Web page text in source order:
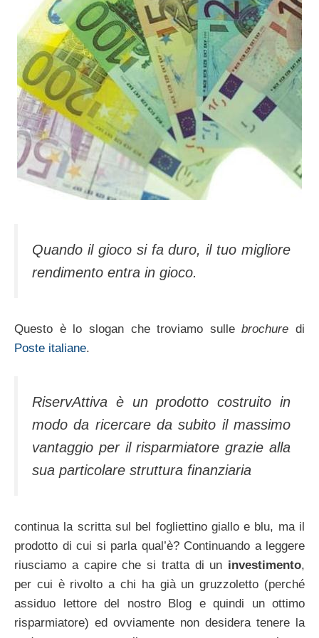
Quando il gioco si fa duro, il tuo migliore
rendimento entra in gioco.
Questo è lo slogan che troviamo sullebrochure di
Poste italiane.
RiservAttiva è un prodotto costruito in
modo da ricercare da subito il massimo
vantaggio per il risparmiatore grazie alla
sua particolare struttura finanziaria
continua la scritta sul bel fogliettino giallo e blu, ma il
prodotto di cui si parla qual’è? Continuando a leggere
riusciamo a capire che si tratta di un investimento,
per cui è rivolto a chi ha già un gruzzoletto (perché
assiduo lettore del nostro Blog e quindi un ottimo
risparmiatore) ed ovviamente non desidera tenere la